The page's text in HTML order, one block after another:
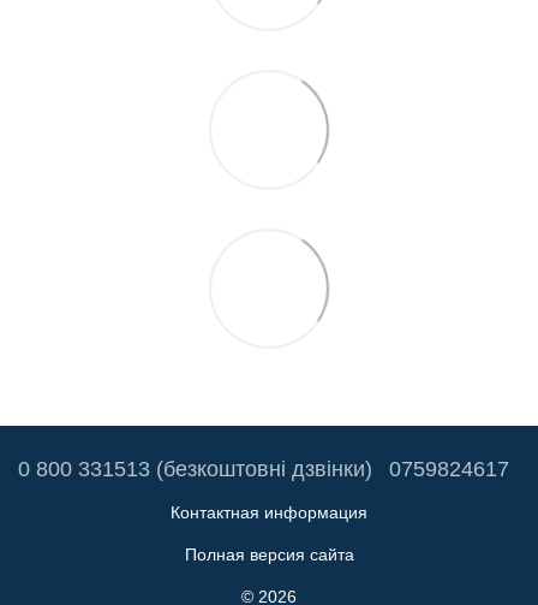
0 800 331513 (безкоштовні дзвінки) 0759824617
Контактная информация
Полная версия сайта
© 2026